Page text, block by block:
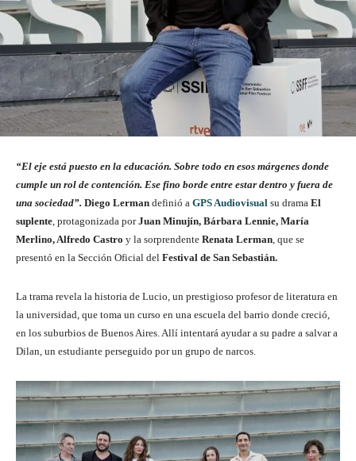
“El eje está puesto en la educación. Sobre todo en esos márgenes donde
cumple un rol de contención. Ese fino borde entre estar dentro y fuera de
una sociedad”. Diego Lerman definió a GPS Audiovisual su drama El
suplente, protagonizada porJuan Minujín, Bárbara Lennie, María
Merlino, Alfredo Castro y la sorprendente Renata Lerman, que se
presentó en la Sección Oficial del Festival de San Sebastián.
La trama revela la historia de Lucio, un prestigioso profesor de literatura en
la universidad, que toma un curso en una escuela del barrio donde creció,
en los suburbios de Buenos Aires. Allí intentará ayudar a su padre a salvar a
Dilan, un estudiante perseguido por un grupo de narcos.